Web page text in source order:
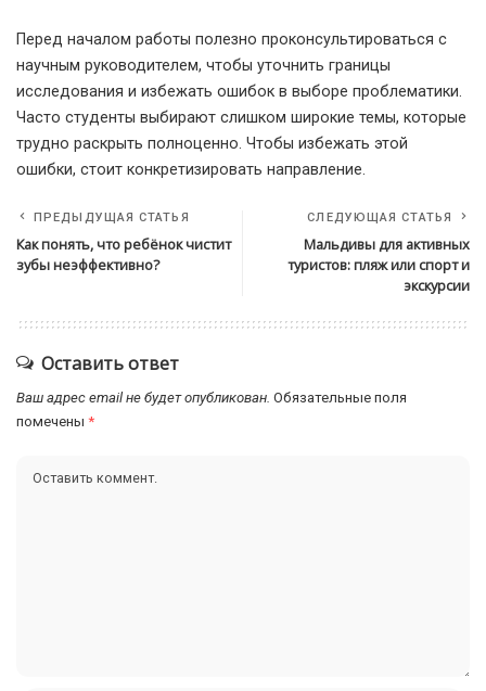
Перед началом работы полезно проконсультироваться с
научным руководителем, чтобы уточнить границы
исследования и избежать ошибок в выборе проблематики.
Часто студенты выбирают слишком широкие темы, которые
трудно раскрыть полноценно. Чтобы избежать этой
ошибки, стоит конкретизировать направление.
ПРЕДЫДУЩАЯ СТАТЬЯ
Как понять, что ребёнок чистит
зубы неэффективно?
СЛЕДУЮЩАЯ СТАТЬЯ
Мальдивы для активных
туристов: пляж или спорт и
экскурсии
Оставить ответ
Ваш адрес email не будет опубликован. Обязательные поля
помечены *